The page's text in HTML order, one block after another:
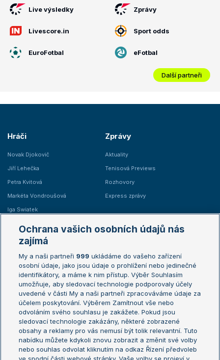
Live výsledky Zprávy
Livescore.in Sport odds
EuroFotbal eFotbal
Další partneři
Hráči
Novak Djokovič
Jiří Lehečka
Petra Kvitová
Markéta Vondroušová
Iga Swiatek
Zprávy
Aktuality
Tenisová Previews
Rozhovory
Express zprávy
Žebříčky
Žebříček ATP (muži)
Žebříček WTA (ženy)
Sázkařský žebříček
Australian Open
French Open
Wimbledon
US Open
Turnaj mistrů
Turnaj mistryň
Aktualní trendy
Fotbalové přestupy
Ochrana vašich osobních údajů nás
zajímá
My a naši partneři 999 ukládáme do vašeho zařízení
osobní údaje, jako jsou údaje o prohlížení nebo jedinečné
identifikátory, a máme k nim přístup. Výběr Souhlasím
umožňuje, aby sledovací technologie podporovaly účely
uvedené v části My a naši partneři zpracováváme údaje za
účelem poskytování. Výběrem Zamítnout vše nebo
odvoláním svého souhlasu je zakážete. Pokud jsou
sledovací technologie zakázány, některé zobrazené
obsahy a reklamy pro vás nemusí být tolik relevantní. Tuto
nabídku můžete kdykoli znovu zobrazit a změnit své volby
nebo souhlas odvolat kliknutím na odkaz Řízení předvoleb